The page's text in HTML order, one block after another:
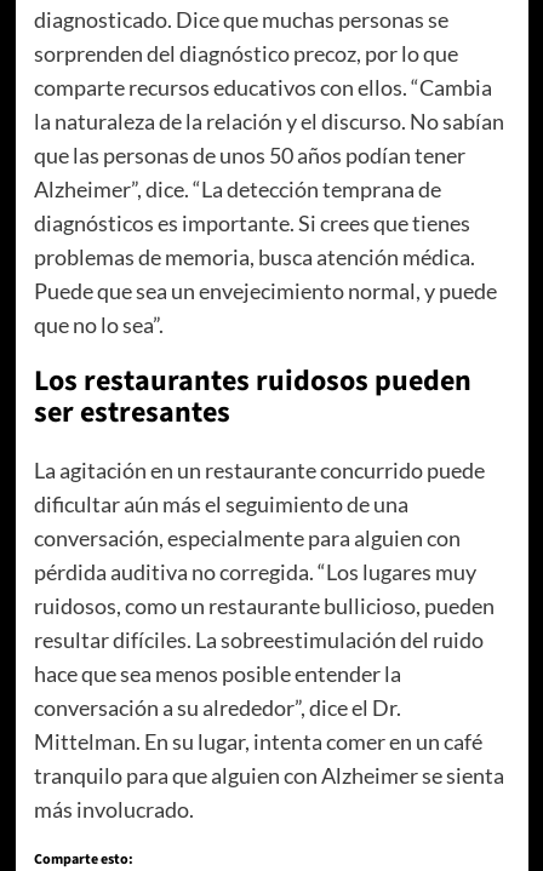
diagnosticado. Dice que muchas personas se
sorprenden del diagnóstico precoz, por lo que
comparte recursos educativos con ellos. “Cambia
la naturaleza de la relación y el discurso. No sabían
que las personas de unos 50 años podían tener
Alzheimer”, dice. “La detección temprana de
diagnósticos es importante. Si crees que tienes
problemas de memoria, busca atención médica.
Puede que sea un envejecimiento normal, y puede
que no lo sea”.
Los restaurantes ruidosos pueden
ser estresantes
La agitación en un restaurante concurrido puede
dificultar aún más el seguimiento de una
conversación, especialmente para alguien con
pérdida auditiva no corregida. “Los lugares muy
ruidosos, como un restaurante bullicioso, pueden
resultar difíciles. La sobreestimulación del ruido
hace que sea menos posible entender la
conversación a su alrededor”, dice el Dr.
Mittelman. En su lugar, intenta comer en un café
tranquilo para que alguien con Alzheimer se sienta
más involucrado.
Comparte esto: